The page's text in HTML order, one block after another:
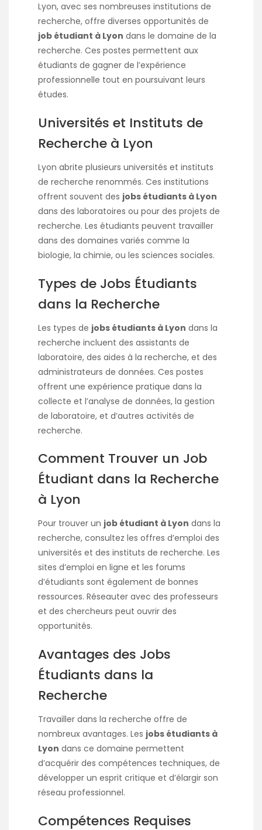
Lyon, avec ses nombreuses institutions de
recherche, offre diverses opportunités de
job étudiant à Lyon dans le domaine de la
recherche. Ces postes permettent aux
étudiants de gagner de l’expérience
professionnelle tout en poursuivant leurs
études.
Universités et Instituts de
Recherche à Lyon
Lyon abrite plusieurs universités et instituts
de recherche renommés. Ces institutions
offrent souvent des jobs étudiants à Lyon
dans des laboratoires ou pour des projets de
recherche. Les étudiants peuvent travailler
dans des domaines variés comme la
biologie, la chimie, ou les sciences sociales.
Types de Jobs Étudiants
dans la Recherche
Les types de jobs étudiants à Lyon dans la
recherche incluent des assistants de
laboratoire, des aides à la recherche, et des
administrateurs de données. Ces postes
offrent une expérience pratique dans la
collecte et l’analyse de données, la gestion
de laboratoire, et d’autres activités de
recherche.
Comment Trouver un Job
Étudiant dans la Recherche
à Lyon
Pour trouver un job étudiant à Lyon dans la
recherche, consultez les offres d’emploi des
universités et des instituts de recherche. Les
sites d’emploi en ligne et les forums
d’étudiants sont également de bonnes
ressources. Réseauter avec des professeurs
et des chercheurs peut ouvrir des
opportunités.
Avantages des Jobs
Étudiants dans la
Recherche
Travailler dans la recherche offre de
nombreux avantages. Les jobs étudiants à
Lyon dans ce domaine permettent
d’acquérir des compétences techniques, de
développer un esprit critique et d’élargir son
réseau professionnel.
Compétences Requises